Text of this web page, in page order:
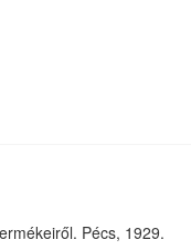
Pécs, 1929.